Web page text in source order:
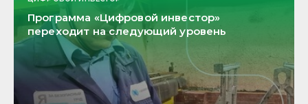
Программа «Цифровой инвестор»
переходит на следующий уровень